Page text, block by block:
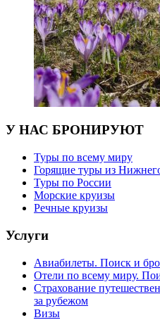
У НАС БРОНИРУЮТ
Туры по всему миру
Горящие туры из
Туры по России
Морские круизы
Речные круизы
Услуги
Авиабилеты. Поиск и
Отели по всему миру.
Страхование
за рубежом
Визы